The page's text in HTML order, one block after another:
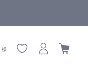
様